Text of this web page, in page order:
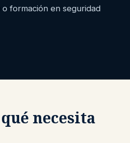
formación en seguridad
necesita